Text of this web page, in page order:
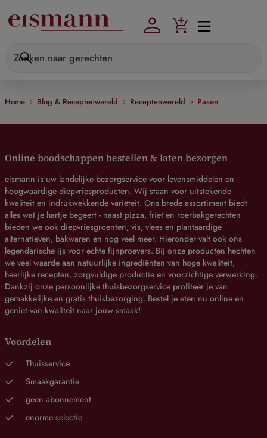
Home Blog & Receptenwereld Receptenwereld Pasen
Online boodschappen bestellen & laten bezorgen
eismann is uw landelijke bezorgservice voor levensmiddelen en
hoogwaardige diepvriesproducten. Wij staan voor uitstekende
kwaliteit en indrukwekkende variëteit. Ons brede assortiment biedt
alles wat je hartje begeert - naast pizza, friet en roerbakgerechten
bieden we ook diepvriesgroenten, vis, vlees en plantaardige
alternatieven, bakwaren en nog veel meer. Hieronder valt ook ons
legendarische ijs voor echte fijnproevers. Bij onze producten hechten
we veel waarde aan natuurlijke ingrediënten van hoge kwaliteit,
heerlijke recepten, zorgvuldige productie en voorzichtige verwerking.
Dankzij onze persoonlijke thuisbezorgservice profiteer je van
gemakkelijke en gratis thuisbezorging. Bestel je eten nu online en
geniet van kwaliteit naar jouw smaak!
Voordelen
Thuisservice
Smaakgarantie
geen abonnement
enorme selectie